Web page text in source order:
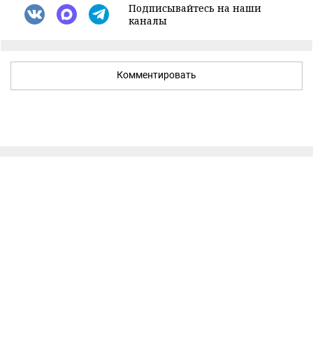
Подписывайтесь на наши
каналы
Комментировать